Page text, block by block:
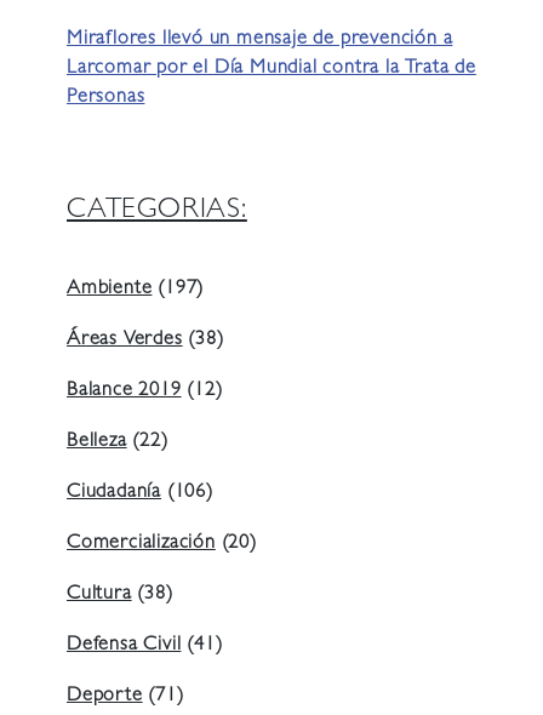
Miraflores llevó un mensaje de prevención a
Larcomar por el Día Mundial contra la Trata de
Personas
CATEGORIAS:
Ambiente (197)
Áreas Verdes (38)
Balance 2019 (12)
Belleza(22)
Ciudadanía (106)
Comercialización (20)
Cultura(38)
Defensa Civil (41)
Deporte (71)